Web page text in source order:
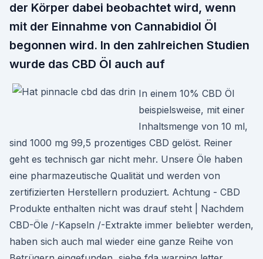
der Körper dabei beobachtet wird, wenn
mit der Einnahme von Cannabidiol Öl
begonnen wird. In den zahlreichen Studien
wurde das CBD Öl auch auf
In einem 10% CBD Öl
beispielsweise, mit einer
Inhaltsmenge von 10 ml,
sind 1000 mg 99,5 prozentiges CBD gelöst. Reiner
geht es technisch gar nicht mehr. Unsere Öle haben
eine pharmazeutische Qualität und werden von
zertifizierten Herstellern produziert. Achtung - CBD
Produkte enthalten nicht was drauf steht | Nachdem
CBD-Öle /-Kapseln /-Extrakte immer beliebter werden,
haben sich auch mal wieder eine ganze Reihe von